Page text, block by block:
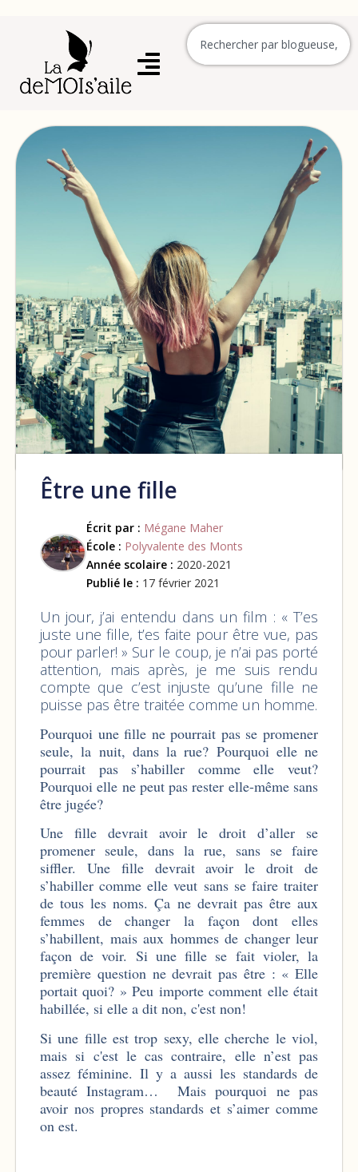
Être une fille
Écrit par : Mégane Maher
École : Polyvalente des Monts
Année scolaire : 2020-2021
Publié le : 17 février 2021
Un jour, j’ai entendu dans un film : « T’es
juste une fille, t’es faite pour être vue, pas
pour parler! » Sur le coup, je n’ai pas porté
attention, mais après, je me suis rendu
compte que c’est injuste qu’une fille ne
puisse pas être traitée comme un homme.
Pourquoi une fille ne pourrait pas se promener
seule, la nuit, dans la rue? Pourquoi elle ne
pourrait pas s’habiller comme elle veut?
Pourquoi elle ne peut pas rester elle-même sans
être jugée?
Une fille devrait avoir le droit d’aller se
promener seule, dans la rue, sans se faire
siffler. Une fille devrait avoir le droit de
s’habiller comme elle veut sans se faire traiter
de tous les noms. Ça ne devrait pas être aux
femmes de changer la façon dont elles
s’habillent, mais aux hommes de changer leur
façon de voir. Si une fille se fait violer, la
première question ne devrait pas être : « Elle
portait quoi? » Peu importe comment elle était
habillée, si elle a dit non, c'est non!
Si une fille est trop sexy, elle cherche le viol,
mais si c'est le cas contraire, elle n’est pas
assez féminine. Il y a aussi les standards de
beauté Instagram… Mais pourquoi ne pas
avoir nos propres standards et s’aimer comme
on est.